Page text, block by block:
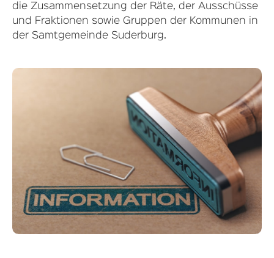
die Zusammensetzung der Räte, der Ausschüsse
und Fraktionen sowie Gruppen der Kommunen in
der Samtgemeinde Suderburg.